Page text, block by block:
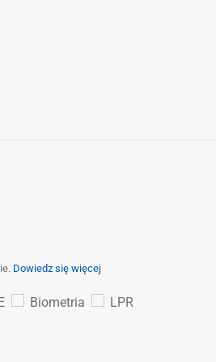
Dowiedz się więcej
Biometria LPR